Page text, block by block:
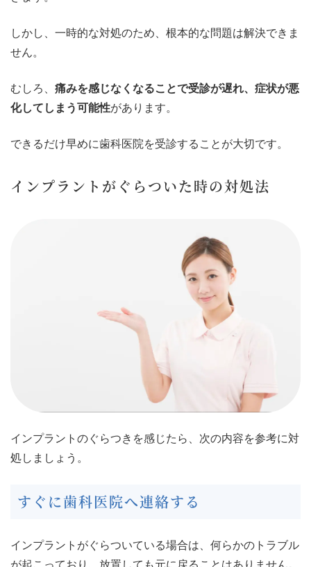
しかし、一時的な対処のため、根本的な問題は解決できま
せん。
むしろ、 痛みを感じなくなることで受診が遅れ、症状が悪
化してしまう可能性があります。
できるだけ早めに歯科医院を受診することが大切です。
インプラントがぐらついた時の対処法
インプラントのぐらつきを感じたら、次の内容を参考に対
処しましょう。
すぐに歯科医院へ連絡する
インプラントがぐらついている場合は、何らかのトラブル
が起こっており、放置しても元に戻ることはありません。